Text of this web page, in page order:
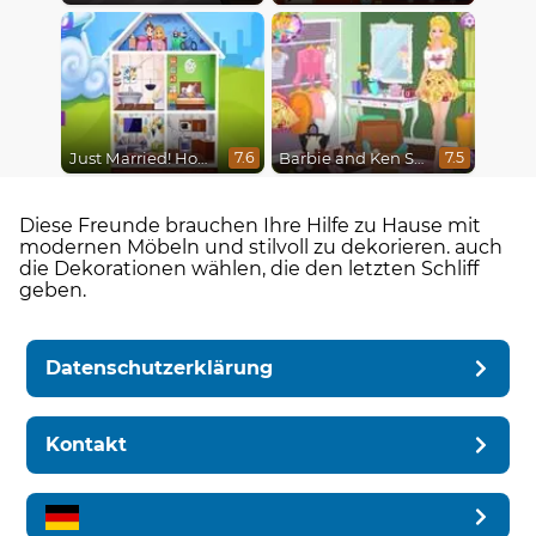
Just Married! Home Deco 7.6 Barbie and Ken Spring City Break 7.5
Diese Freunde brauchen Ihre Hilfe zu Hause mit
modernen Möbeln und stilvoll zu dekorieren. auch
die Dekorationen wählen, die den letzten Schliff
geben.
Datenschutzerklärung
Kontakt